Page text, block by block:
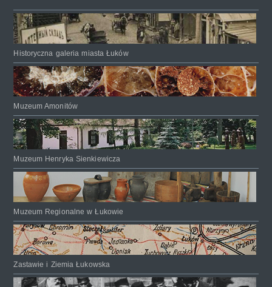
Historyczna galeria miasta Łuków
Muzeum Amonitów
Muzeum Henryka Sienkiewicza
Muzeum Regionalne w Łukowie
Zastawie i Ziemia Łukowska